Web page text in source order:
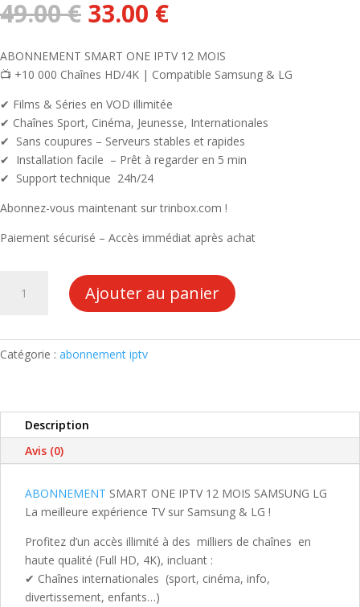
49.00€ Le
prix
initial
était :
49.00 €.
33.00 €Le
actuel
est :
33.00 €.
ABONNEMENT SMART ONE IPTV 12 MOIS
📺 +10 000 Chaînes HD/4K | Compatible Samsung & LG
✔ Films & Séries en VOD illimitée
✔ Chaînes Sport, Cinéma, Jeunesse, Internationales
✔ Sans coupures – Serveurs stables et rapides
✔ Installation facile – Prêt à regarder en 5 min
✔ Support technique 24h/24
Abonnez-vous maintenant sur trinbox.com !
Paiement sécurisé – Accès immédiat après achat
ONE
MOIS
SAMSUNG
Ajouter au panier
Catégorie : abonnement iptv
Description
Avis (0)
ABONNEMENT SMART ONE IPTV 12 MOIS SAMSUNG LG
La meilleure expérience TV sur Samsung & LG !
Profitez d’un accès illimité à des milliers de chaînes en
haute qualité (Full HD, 4K), incluant :
✔ Chaînes internationales (sport, cinéma, info,
divertissement, enfants…)